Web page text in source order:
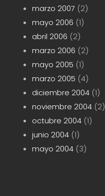
marzo 2007 (2)
mayo 2006 (1)
abril 2006 (2)
marzo 2006 (2)
mayo 2005 (1)
marzo 2005 (4)
diciembre 2004(1)
noviembre 2004(2)
octubre 2004(1)
junio 2004(1)
mayo 2004(3)